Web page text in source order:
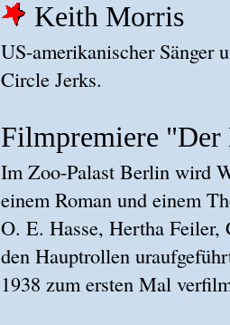
Keith Morris
US-amerikanischer Sänger
Circle Jerks.
Filmpremiere
Im Zoo-Palast Berlin wird
einem Roman und einem
O. E. Hasse, Hertha
den Hauptrollen
1938 zum ersten Mal